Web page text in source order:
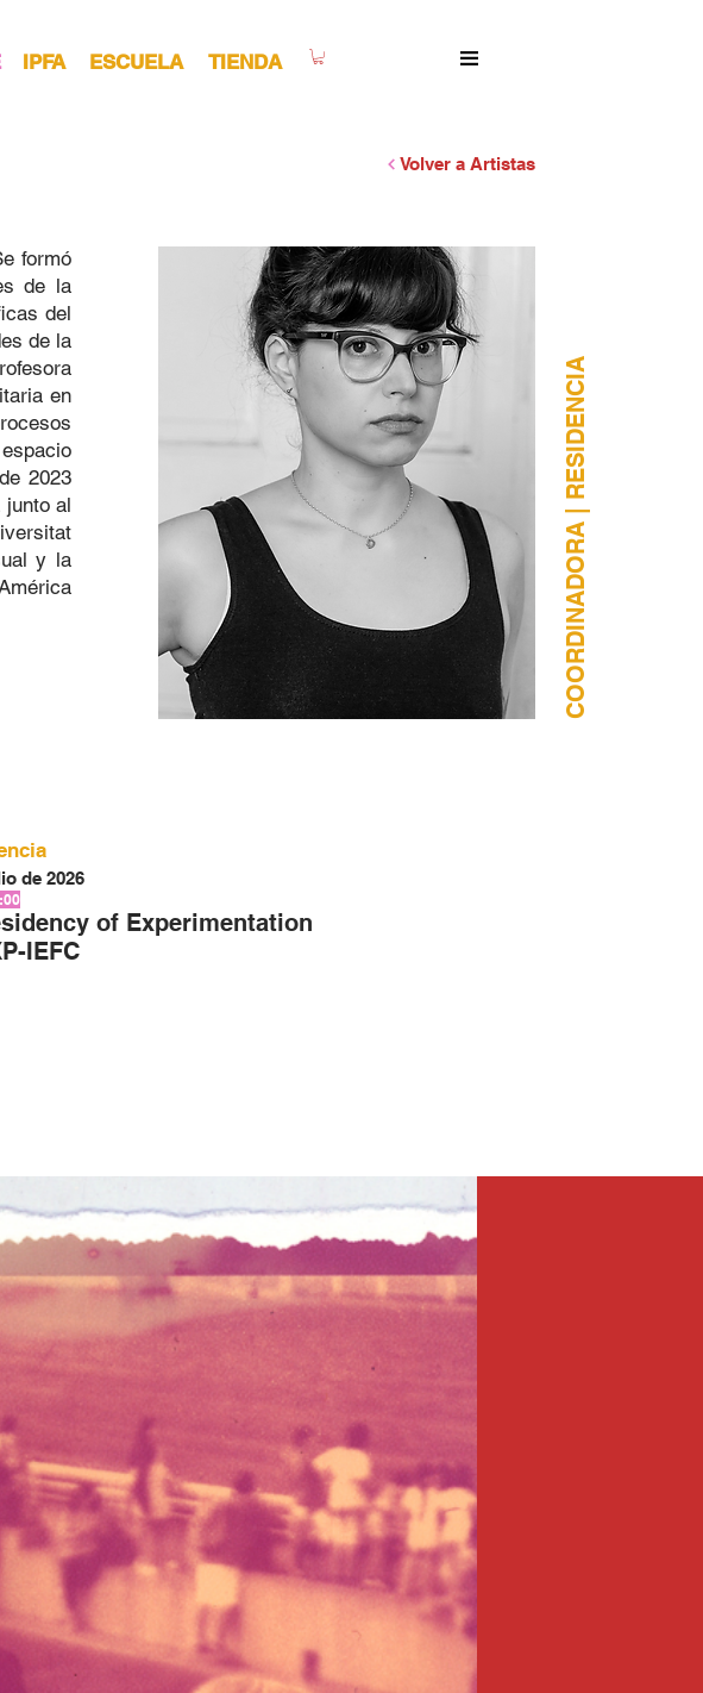
ESCUELA
IPFA TIENDA
Volver a Artistas
formó
de la
del
de la
en
2023
junto al
y la
COORDINADORA | RESIDENCIA
de 2026
of Experimentation
IEFC